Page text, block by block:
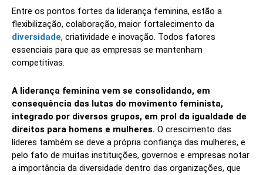
Entre os pontos fortes da liderança feminina, estão a
flexibilização, colaboração, maior fortalecimento da
diversidade, criatividade e inovação. Todos fatores
essenciais para que as empresas se mantenham
competitivas.
A liderança feminina vem se consolidando, em
consequência das lutas do movimento feminista,
integrado por diversos grupos, em prol da igualdade de
direitos para homens e mulheres. O crescimento das
líderes também se deve a própria confiança das mulheres, e
pelo fato de muitas instituições, governos e empresas notar
a importância da diversidade dentro das organizações, que